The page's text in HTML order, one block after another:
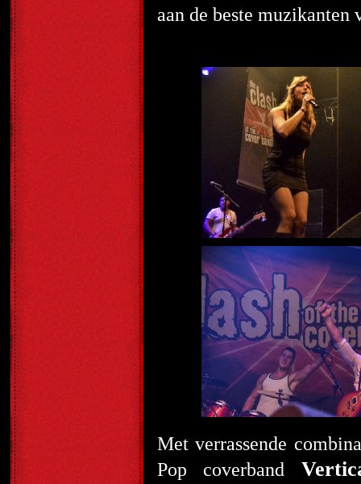
aan de beste muzikanten
Met verrassende
Pop coverband